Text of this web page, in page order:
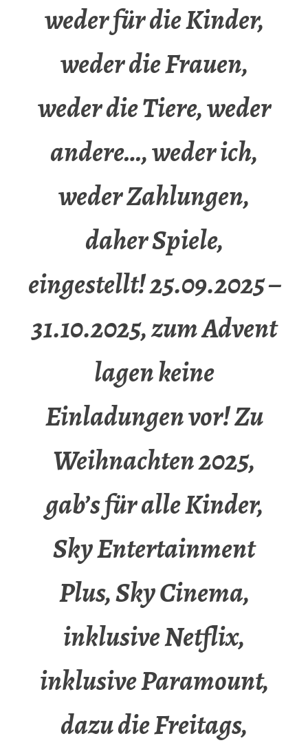
weder für die Kinder,
weder die Frauen,
weder die Tiere, weder
andere…, weder ich,
weder Zahlungen,
daher Spiele,
eingestellt! 25.09.2025 –
31.10.2025, zum Advent
lagen keine
Einladungen vor! Zu
Weihnachten 2025,
gab’s für alle Kinder,
Sky Entertainment
Plus, Sky Cinema,
inklusive Netflix,
inklusive Paramount,
dazu die Freitags,